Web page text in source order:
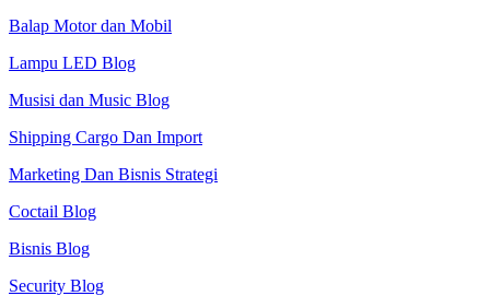
Balap Motor dan Mobil
Lampu LED Blog
Musisi dan Music Blog
Shipping Cargo Dan Import
Marketing Dan Bisnis Strategi
Coctail Blog
Bisnis Blog
Security Blog